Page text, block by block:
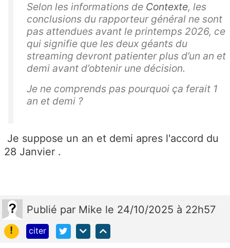
Selon les informations de Contexte, les
conclusions du rapporteur général ne sont
pas attendues avant le printemps 2026, ce
qui signifie que les deux géants du
streaming devront patienter plus d’un an et
demi avant d’obtenir une décision.
Je ne comprends pas pourquoi ça ferait 1
an et demi ?
Je suppose un an et demi apres l'accord du
28 Janvier .
Publié par Mike le 24/10/2025 à 22h57
!
citer